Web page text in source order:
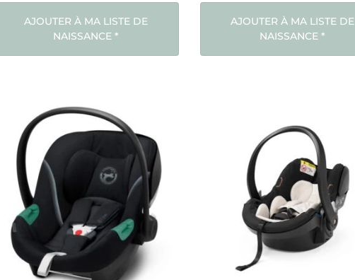
AJOUTER À MA LISTE DE
NAISSANCE*
AJOUTER À MA LISTE DE
NAISSANCE *